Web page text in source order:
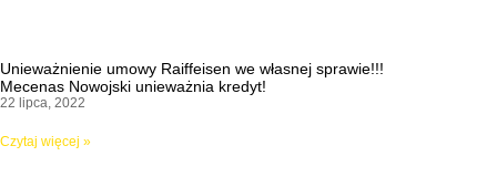
Unieważnienie umowy Raiffeisen we własnej sprawie!!!
Mecenas Nowojski unieważnia kredyt!
22 lipca, 2022
Czytaj więcej »